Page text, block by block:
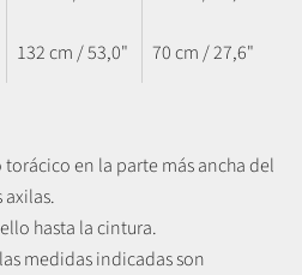
132 cm / 53,0" 70 cm / 27,6"
en la parte más ancha del
hasta la cintura.
medidas indicadas son